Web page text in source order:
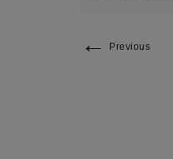
← Previous